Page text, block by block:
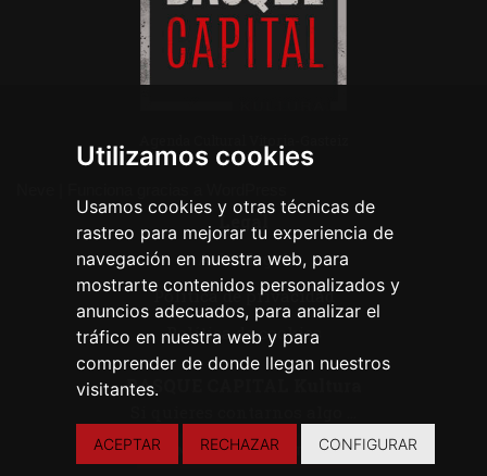
Utilizamos cookies
Usamos cookies y otras técnicas de
rastreo para mejorar tu experiencia de
navegación en nuestra web, para
mostrarte contenidos personalizados y
anuncios adecuados, para analizar el
tráfico en nuestra web y para
comprender de donde llegan nuestros
visitantes.
ACEPTAR RECHAZAR CONFIGURAR
Legal
Aviso legal
Política de privacidad
Política de cookies
BASQUE CAPITAL Kultura
CONTACTA CON NOSOTROS